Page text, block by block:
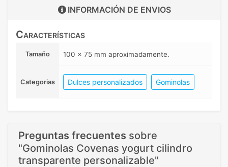
INFORMACIÓN DE ENVIOS
Características
Tamaño 100 x 75 mm aproximadamente.
Categorias Dulces personalizados Gominolas
Preguntas frecuentes sobre
"Gominolas Covenas yogurt cilindro
transparente personalizable"